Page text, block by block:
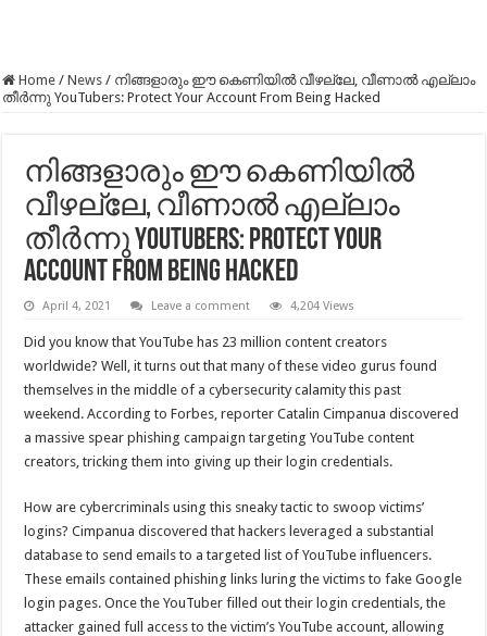
Home / News / നിങ്ങളാരും ഈ കെണിയിൽ വീഴല്ലേ, വീണാൽ എല്ലാം
തീർന്നു YouTubers: Protect Your Account From Being Hacked
നിങ്ങളാരും ഈ കെണിയിൽ
വീഴല്ലേ, വീണാൽ എല്ലാം
തീർന്നു YouTubers: Protect Your
Account From Being Hacked
April 4, 2021 Leave a comment 4,204 Views
Did you know that YouTube has 23 million content creators
worldwide? Well, it turns out that many of these video gurus found
themselves in the middle of a cybersecurity calamity this past
weekend. According to Forbes, reporter Catalin Cimpanua discovered
a massive spear phishing campaign targeting YouTube content
creators, tricking them into giving up their login credentials.
How are cybercriminals using this sneaky tactic to swoop victims’
logins? Cimpanua discovered that hackers leveraged a substantial
database to send emails to a targeted list of YouTube influencers.
These emails contained phishing links luring the victims to fake Google
login pages. Once the YouTuber filled out their login credentials, the
attacker gained full access to the victim’s YouTube account, allowing